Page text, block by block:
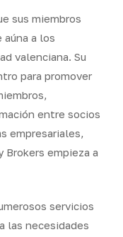
sus miembros
a los
valenciana. Su
para promover
entre socios
empresariales,
empieza a
servicios
las necesidades